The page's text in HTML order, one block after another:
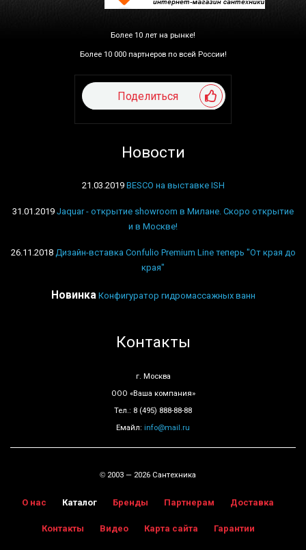
Более 10 лет на рынке!
Более 10 000 партнеров по всей России!
Поделиться
Новости
21.03.2019 BESCO на выставке ISH
31.01.2019 Jaquar - открытие showroom в Милане. Скоро открытие
и в Москве!
26.11.2018 Дизайн-вставка Confulio Premium Line теперь "От края до
края"
Новинка Конфигуратор гидромассажных ванн
Контакты
г. Москва
ООО «Ваша компания»
Тел.: 8 (495) 888-88-88
Емайл: info@mail.ru
© 2003 — 2026 Сантехника
О нас Каталог Бренды Партнерам Доставка
Контакты Видео Карта сайта Гарантии